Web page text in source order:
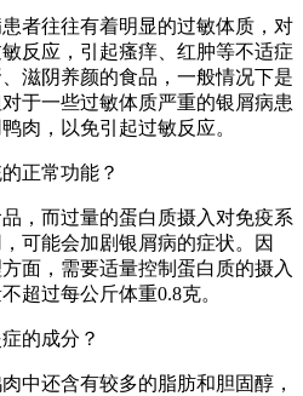
者往往有着明显的过敏体质，对
反应，引起瘙痒、红肿等不适症
滋阴养颜的食品，一般情况下是
于一些过敏体质严重的银屑病患
肉，以免引起过敏反应。
正常功能？
，而过量的蛋白质摄入对免疫系
可能会加剧银屑病的症状。因
面，需要适量控制蛋白质的摄入
超过每公斤体重0.8克。
的成分？
中还含有较多的脂肪和胆固醇，